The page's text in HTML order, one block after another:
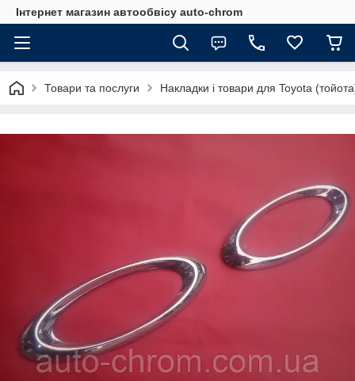
Інтернет магазин автообвісу auto-chrom
Товари та послуги Накладки і товари для Toyota